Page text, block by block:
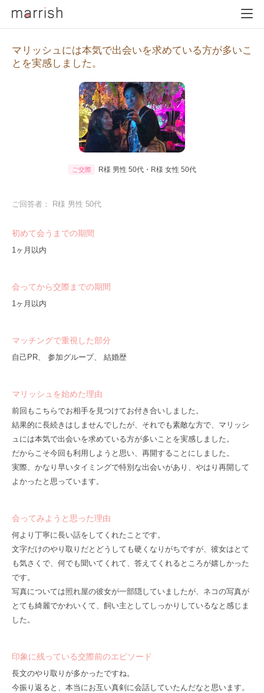
マリッシュには本気で出会いを求めている方が多いこ
とを実感しました。
ご交際 R様 男性 50代・R様 女性 50代
ご回答者： R様 男性 50代
初めて会うまでの期間
1ヶ月以内
会ってから交際までの期間
1ヶ月以内
マッチングで重視した部分
自己PR、 参加グループ、 結婚歴
マリッシュを始めた理由
前回もこちらでお相手を見つけてお付き合いしました。
結果的に長続きはしませんでしたが、それでも素敵な方で、マリッシ
ュには本気で出会いを求めている方が多いことを実感しました。
だからこそ今回も利用しようと思い、再開することにしました。
実際、かなり早いタイミングで特別な出会いがあり、やはり再開して
よかったと思っています。
会ってみようと思った理由
何より丁寧に長い話をしてくれたことです。
文字だけのやり取りだとどうしても硬くなりがちですが、彼女はとて
も気さくで、何でも聞いてくれて、答えてくれるところが嬉しかった
です。
写真については照れ屋の彼女が一部隠していましたが、ネコの写真が
とても綺麗でかわいくて、飼い主としてしっかりしているなと感じま
した。
印象に残っている交際前のエピソード
長文のやり取りが多かったですね。
今振り返ると、本当にお互い真剣に会話していたんだなと思います。